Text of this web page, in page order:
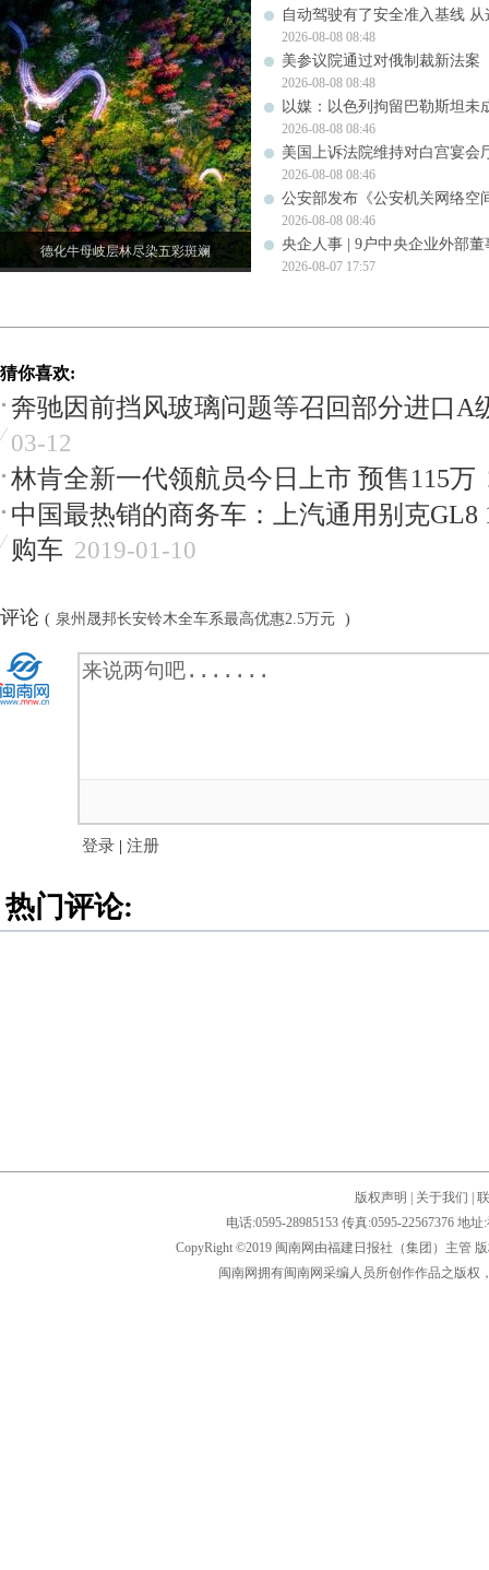
德化牛母岐层林尽染五彩斑斓
自动驾驶有了安全准入基线
2026-08-08 08:48
美参议院通过对俄制裁新法案
2026-08-08 08:48
以媒：以色列拘留巴勒斯坦未
2026-08-08 08:46
美国上诉法院维持对白宫宴会
2026-08-08 08:46
公安部发布《公安机关网络空
2026-08-08 08:46
央企人事 | 9户中央企业外部
2026-08-07 17:57
猜你喜欢:
奔驰因前挡风玻璃问题等召回部分进口A
03-12
林肯全新一代领航员今日上市 预售115万
中国最热销的商务车：上汽通用别克GL8
购车 2019-01-10
评论 ( 泉州晟邦长安铃木全车系最高优惠2.5万元 )
登录 | 注册
热门评论:
版权声明 关于我们
电话:0595-28985153 传真:0595-22567376 地
CopyRight ©2019 闽南网由福建日报社（集团）主管
闽南网拥有闽南网采编人员所创作作品之版